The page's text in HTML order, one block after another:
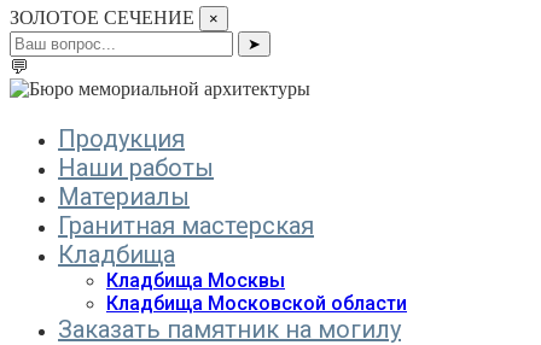
ЗОЛОТОЕ СЕЧЕНИЕ
×
➤
💬
Продукция
Наши работы
Материалы
Гранитная мастерская
Кладбища
Кладбища Москвы
Кладбища Московской области
Заказать памятник на могилу